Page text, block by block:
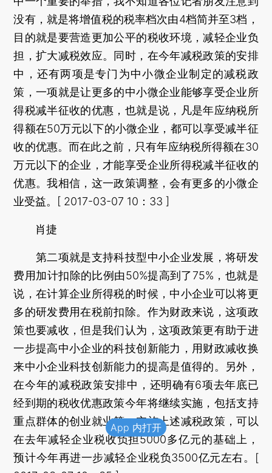
没有，就是将增值税的税率档次由4档简并至3档，
目的就是要营造更加公平的税收环境，减轻企业负
担，扩大减税效应。同时，在今年减税政策的安排
中，还有两项是专门为中小微企业制定的减税政
策，一项就是让更多的中小微企业能够享受企业所
得税减半征收的优惠，也就是说，凡是年应纳税所
得额在50万元以下的小微企业，都可以享受减半征
收的优惠。而在此之前，只有年应纳税所得额在30
万元以下的企业，才能享受企业所得税减半征收的
优惠。我相信，这一政策调整，会有更多的小微企
业受益。[ 2017-03-07 10：33 ]
肖捷
第二项就是支持科技型中小企业发展，将研发
费用加计扣除的比例由50%提高到了75%，也就是
说，在计算企业所得税的时候，中小企业可以将更
多的研发费用在税前扣除。作为财政来说，这项政
策也要减收，但是我们认为，这项政策更有助于进
一步提高中小企业的科技创新能力，用财政减收换
来中小企业科技创新能力的提高是值得的。另外，
在今年的减税政策安排中，还明确有6项去年底已
经到期的税收优惠政策今年将继续实施，包括支持
重点群体的创业就业等。实施上述减税政策，可以
在去年减轻企业税收负担5000多亿元的基础上，
预计今年再进一步减轻企业税负3500亿元左右。[
App 内打开